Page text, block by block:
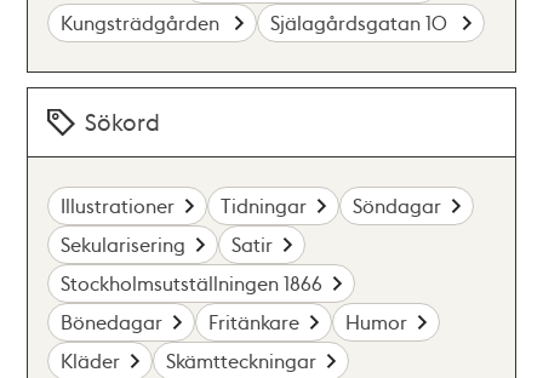
Kungsträdgården
Själagårdsgatan 10
Sökord
Illustrationer Tidningar
Söndagar
Sekularisering
Satir
Stockholmsutställningen 1866
Bönedagar
Fritänkare
Humor
Kläder
Skämtteckningar